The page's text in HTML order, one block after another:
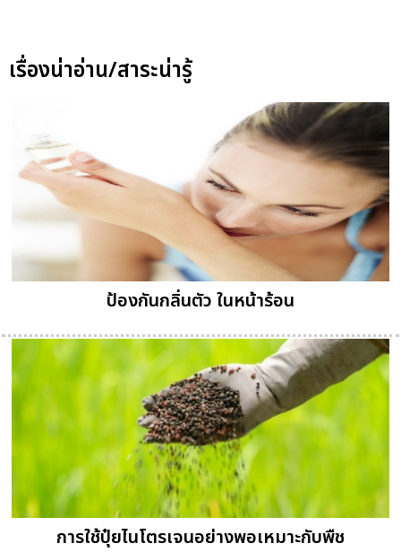
เรื่องน่าอ่าน/สาระน่ารู้
ป้องกันกลิ่นตัว ในหน้าร้อน
การใช้ปุ๋ยไนโตรเจนอย่างพอเหมาะกับพืช